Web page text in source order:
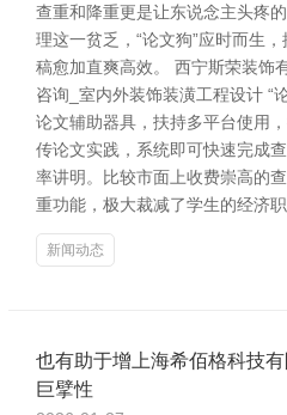
查重和降重更是让东说念主头疼
理这一贫乏，“论文狗”应时而生
稿愈加直爽高效。 西宁斯荣装饰
咨询_室内外装饰装潢工程设计 “
论文辅助器具，扶持多平台使用
传论文实践，系统即可快速完成
率讲明。比较市面上收费崇高的
重功能，极大裁减了学生的经济
新闻动态
也有助于增上海希佰格科技
巨擘性